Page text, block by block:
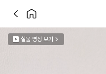
실물 영상 보기